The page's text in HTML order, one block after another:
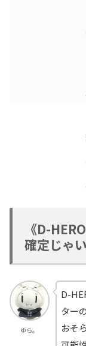
《D-
確定じゃ
ゆら。
D-
ター
おそ